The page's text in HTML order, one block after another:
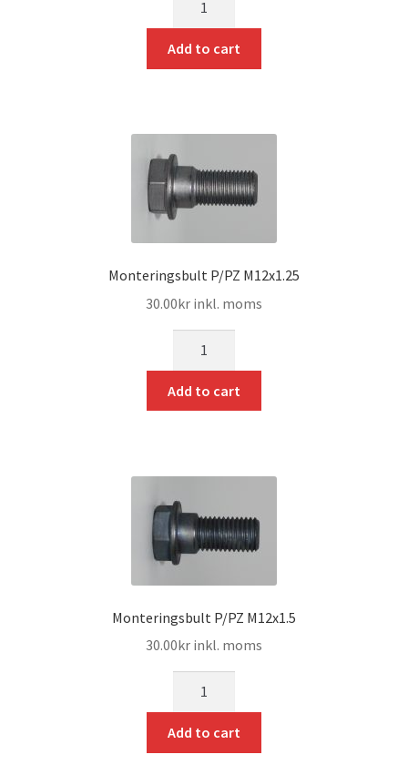
Add to cart
Monteringsbult P/PZ M12x1.25
30.00kr inkl. moms
Add to cart
Monteringsbult P/PZ M12x1.5
30.00kr inkl. moms
Add to cart